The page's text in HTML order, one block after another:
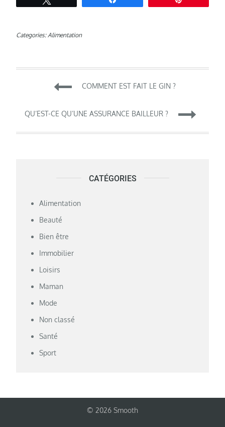
Categories: Alimentation
Navigation
de
l’article
COMMENT EST FAIT LE GIN ?
QU’EST-CE QU’UNE ASSURANCE BAILLEUR ?
CATÉGORIES
Alimentation
Beauté
Bien être
Immobilier
Loisirs
Maman
Mode
Non classé
Santé
Sport
© 2026 Smooth